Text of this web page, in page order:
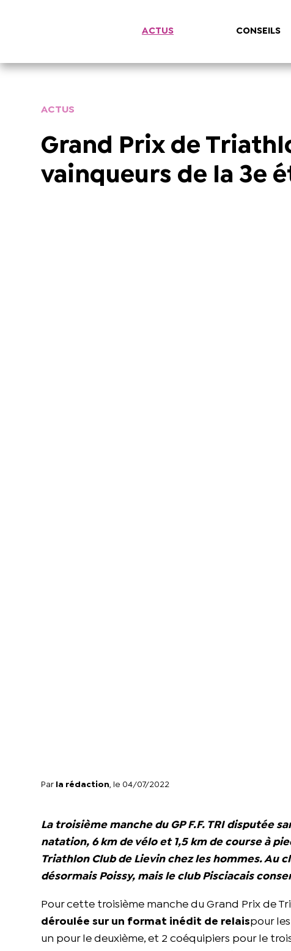
ACTUS CONSEILS
ACTUS
Grand Prix de
vainqueurs de la 3e
Par la rédaction , le 04/07/2022
La troisième manche du GP F.F. TRI disputée
natation, 6 km de vélo et 1,5 km de course à
Triathlon Club de Lievin chez les hommes. Au
désormais Poissy, mais le club Pisciacais
Pour cette troisième manche du Grand Prix de
déroulée sur un format inédit de relaispour
un pour le deuxième, et 2 coéquipiers pour le